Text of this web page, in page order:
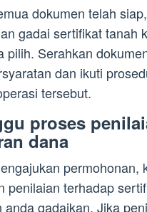
dokumen telah
gadai sertifikat tanah
pilih. Serahkan
dan ikuti
tersebut.
proses
dana
permohonan,
penilaian terhadap
anda gadaikan. Jika